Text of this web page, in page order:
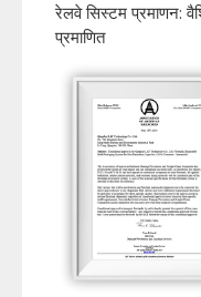
रेलवे सिस्टम प्रमाणन:
प्रमाणित